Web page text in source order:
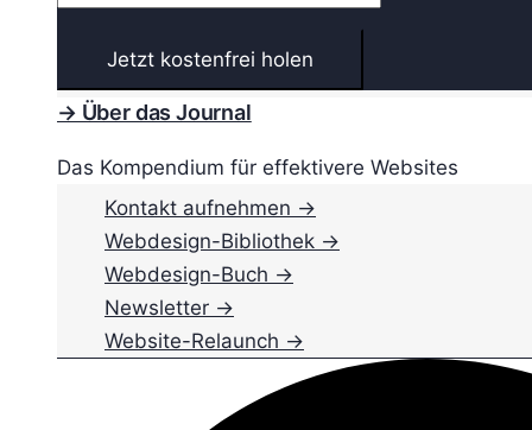
→ Über das Journal
Das Kompendium für effektivere Websites
Kontakt aufnehmen →
Webdesign-Bibliothek →
Webdesign-Buch →
Newsletter →
Website-Relaunch →